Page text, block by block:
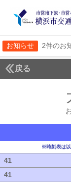
お知らせ 2件のお
戻る
※時刻表は以
41
41